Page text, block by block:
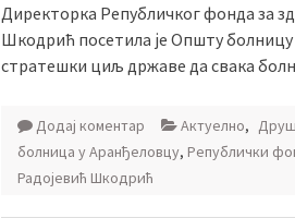
Директорка Републичког фонда за
Шкодрић посетила је Општу болницу
стратешки циљ државе да свака
Додај коментар Актуелно,
болница у Аранђеловцу, Републички
Радојевић Шкодрић